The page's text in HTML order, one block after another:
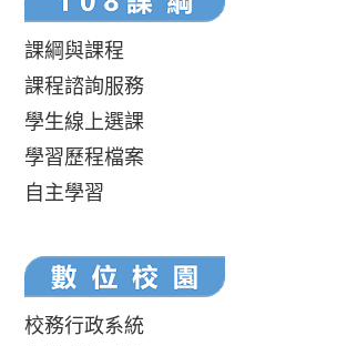
課綱與課程
課程諮詢服務
學生線上選課
學習歷程檔案
自主學習
校務行政系統